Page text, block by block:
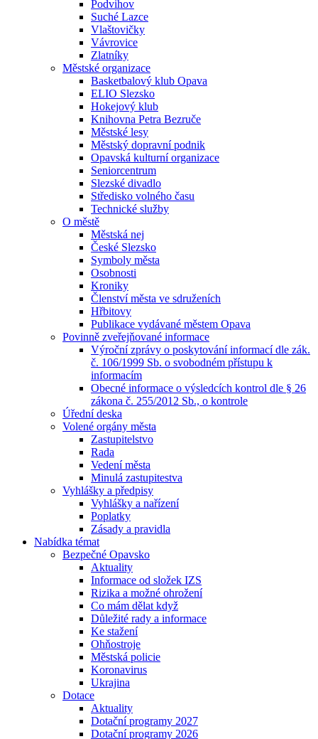
Podvihov
Suché Lazce
Vlaštovičky
Vávrovice
Zlatníky
Městské organizace
Basketbalový klub Opava
ELIO Slezsko
Hokejový klub
Knihovna Petra Bezruče
Městské lesy
Městský dopravní podnik
Opavská kulturní organizace
Seniorcentrum
Slezské divadlo
Středisko volného času
Technické služby
O městě
Městská nej
České Slezsko
Symboly města
Osobnosti
Kroniky
Členství města ve sdruženích
Hřbitovy
Publikace vydávané městem Opava
Povinně zveřejňované informace
Výroční zprávy o poskytování informací dle zák.
č. 106/1999 Sb. o svobodném přístupu k
informacím
Obecné informace o výsledcích kontrol dle § 26
zákona č. 255/2012 Sb., o kontrole
Úřední deska
Volené orgány města
Zastupitelstvo
Rada
Vedení města
Minulá zastupitestva
Vyhlášky a předpisy
Vyhlášky a nařízení
Poplatky
Zásady a pravidla
Nabídka témat
Bezpečné Opavsko
Aktuality
Informace od složek IZS
Rizika a možné ohrožení
Co mám dělat když
Důležité rady a informace
Ke stažení
Ohňostroje
Městská policie
Koronavirus
Ukrajina
Dotace
Aktuality
Dotační programy 2027
Dotační programy 2026